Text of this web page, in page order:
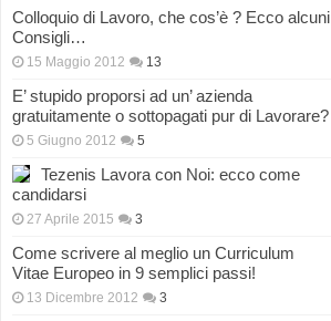
Colloquio di Lavoro, che cos’è ? Ecco alcuni
Consigli…
15 Maggio 2012 13
E’ stupido proporsi ad un’ azienda
gratuitamente o sottopagati pur di Lavorare?
5 Giugno 2012 5
Tezenis Lavora con Noi: ecco come
candidarsi
27 Aprile 2015 3
Come scrivere al meglio un Curriculum
Vitae Europeo in 9 semplici passi!
13 Dicembre 2012 3